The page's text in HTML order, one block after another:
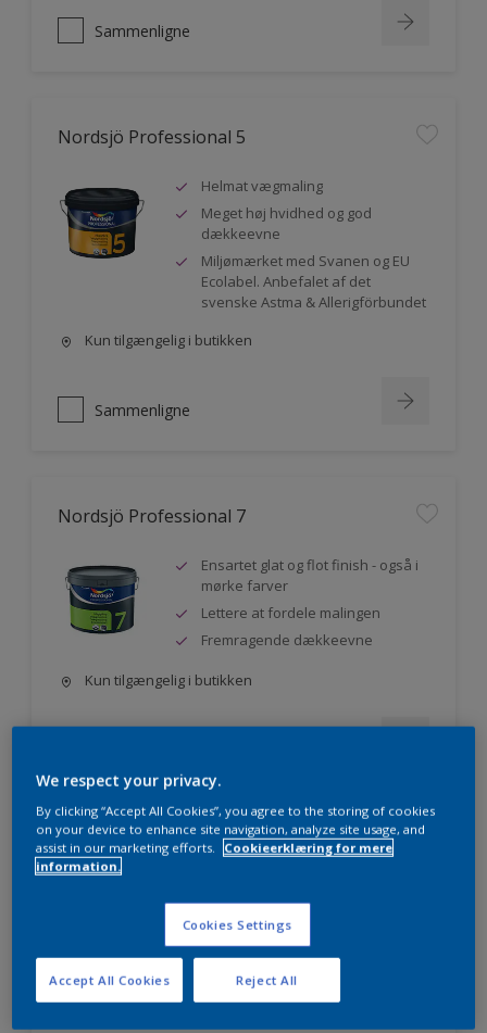
Sammenligne
Nordsjö Professional 5
Helmat vægmaling
Meget høj hvidhed og god
dækkeevne
Miljømærket med Svanen og EU
Ecolabel. Anbefalet af det
svenske Astma & Allerigförbundet
Kun tilgængelig i butikken
Sammenligne
Nordsjö Professional 7
Ensartet glat og flot finish - også i
mørke farver
Lettere at fordele malingen
Fremragende dækkeevne
Kun tilgængelig i butikken
Nordsjö Professional 10
Ensartet glat og flot finish - også i
mørke farver
Lettere at fordele malingen
Fremragende dækkeevne
We respect your privacy.
By clicking “Accept All Cookies”, you agree to the storing of cookies
on your device to enhance site navigation, analyze site usage, and
assist in our marketing efforts.
Cookieerklæring for mere
information.
Cookies Settings
Reject All
Accept All Cookies